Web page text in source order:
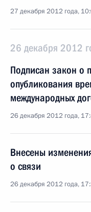
27 декабря 2012 года,
26 декабря 2012
Подписан закон о
опубликования
международных
26 декабря 2012 года,
Внесены
о связи
26 декабря 2012 года,